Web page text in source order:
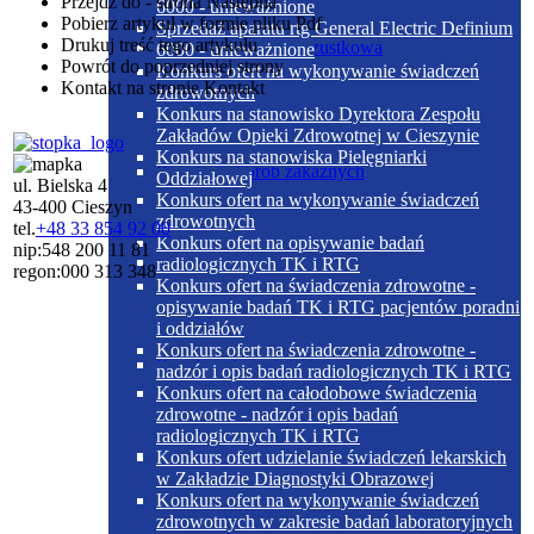
Poradnia chorób zakaźnych
Poradnia dermatologiczna
Dieta cukrzycowo-trzustkowa
Dieta papkowata
Dieta płynna
6000 - unieważnione
Sprzedaż aparatu rtg General Electric Definium
6000 - unieważnione
Konkurs ofert na wykonywanie świadczeń
zdrowotnych
Konkurs na stanowisko Dyrektora Zespołu
Zakładów Opieki Zdrowotnej w Cieszynie
Konkurs na stanowiska Pielęgniarki
Oddziałowej
Konkurs ofert na wykonywanie świadczeń
zdrowotnych
Konkurs ofert na opisywanie badań
radiologicznych TK i RTG
Konkurs ofert na świadczenia zdrowotne -
opisywanie badań TK i RTG pacjentów poradni
i oddziałów
Konkurs ofert na świadczenia zdrowotne -
nadzór i opis badań radiologicznych TK i RTG
Konkurs ofert na całodobowe świadczenia
zdrowotne - nadzór i opis badań
radiologicznych TK i RTG
Konkurs ofert udzielanie świadczeń lekarskich
w Zakładzie Diagnostyki Obrazowej
Konkurs ofert na wykonywanie świadczeń
zdrowotnych w zakresie badań laboratoryjnych
Pobierz artykuł w formie plikuPdf
Drukuj treść tego artykułu
Powrót do poprzedniej strony
Kontakt na stronie Kontakt
ul. Bielska 4
43-400 Cieszyn
tel.+48 33 854 92 00
nip:548 200 11 81
regon:000 313 348